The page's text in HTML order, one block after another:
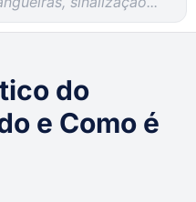
do
e Como é